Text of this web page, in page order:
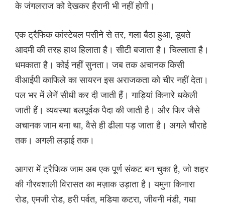
के जंगलराज को देखकर हैरानी भी नहीं होगी।
एक ट्रैफिक कांस्टेबल पसीने से तर, गला बैठा हुआ, डूबते
आदमी की तरह हाथ हिलाता है। सीटी बजाता है। चिल्लाता है।
धमकाता है। कोई नहीं सुनता। जब तक अचानक किसी
वीआईपी काफिले का सायरन इस अराजकता को चीर नहीं देता।
पल भर में लेनें सीधी कर दी जाती हैं। गाड़ियां किनारे धकेली
जाती हैं। व्यवस्था बलपूर्वक पैदा की जाती है। और फिर जैसे
अचानक जाम बना था, वैसे ही ढीला पड़ जाता है। अगले चौराहे
तक। अगली लड़ाई तक।
आगरा में ट्रैफिक जाम अब एक पूर्ण संकट बन चुका है, जो शहर
की गौरवशाली विरासत का मज़ाक उड़ाता है। यमुना किनारा
रोड, एमजी रोड, हरी पर्वत, मडिया कटरा, जीवनी मंडी, गधा